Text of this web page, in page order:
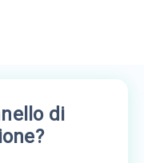
di